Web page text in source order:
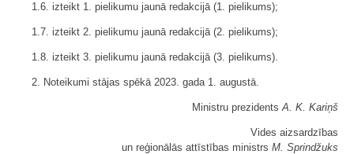
1.6. izteikt 1. pielikumu jaunā redakcijā (1. pielikums);
1.7. izteikt 2. pielikumu jaunā redakcijā (2. pielikums);
1.8. izteikt 3. pielikumu jaunā redakcijā (3. pielikums).
2. Noteikumi stājas spēkā 2023. gada 1. augustā.
Ministru prezidentsA. K. Kariņš
Vides aizsardzības
un reģionālās attīstības ministrs M. Sprindžuks